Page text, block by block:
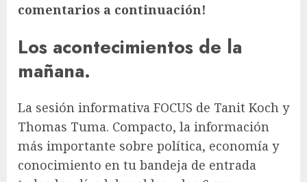
comentarios a continuación!
Los acontecimientos de la
mañana.
La sesión informativa FOCUS de Tanit Koch y
Thomas Tuma. Compacto, la información
más importante sobre política, economía y
conocimiento en tu bandeja de entrada